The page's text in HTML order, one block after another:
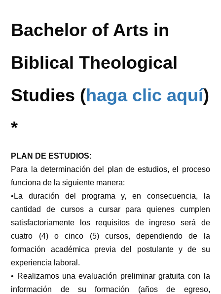
Bachelor of Arts in
Biblical Theological
Studies (haga clic aquí)
*
PLAN DE ESTUDIOS:
Para la determinación del plan de estudios, el proceso
funciona de la siguiente manera:
•La duración del programa y, en consecuencia, la
cantidad de cursos a cursar para quienes cumplen
satisfactoriamente los requisitos de ingreso será de
cuatro (4) o cinco (5) cursos, dependiendo de la
formación académica previa del postulante y de su
experiencia laboral.
• Realizamos una evaluación preliminar gratuita con la
información de su formación (años de egreso,